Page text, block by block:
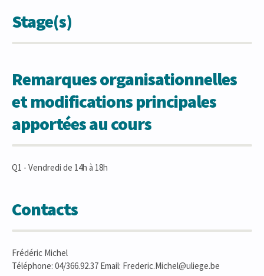
Stage(s)
Remarques organisationnelles
et modifications principales
apportées au cours
Q1 - Vendredi de 14h à 18h
Contacts
Frédéric Michel
Téléphone: 04/366.92.37 Email: Frederic.Michel@uliege.be